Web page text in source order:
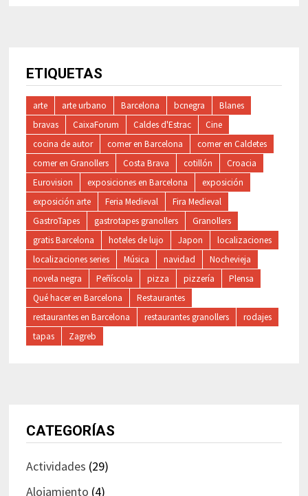
ETIQUETAS
arte arte urbano Barcelona bcnegra
Blanes
bravas
CaixaForum Caldes d'Estrac
Cine
cocina de autor
comer en Barcelona
comer en Caldetes
comer en Granollers
Costa Brava cotillón
Croacia
Eurovision
exposiciones en Barcelona
exposición
exposición arte
Feria Medieval
Fira Medieval
GastroTapes
gastrotapes granollers
Granollers
gratis Barcelona
hoteles de lujo Japon
localizaciones
localizaciones series
Música navidad
Nochevieja
novela negra
Peñíscola pizza pizzería
Plensa
Qué hacer en Barcelona
Restaurantes
restaurantes en Barcelona
restaurantes granollers
rodajes
tapas
Zagreb
CATEGORÍAS
Actividades (29)
Alojamiento (4)